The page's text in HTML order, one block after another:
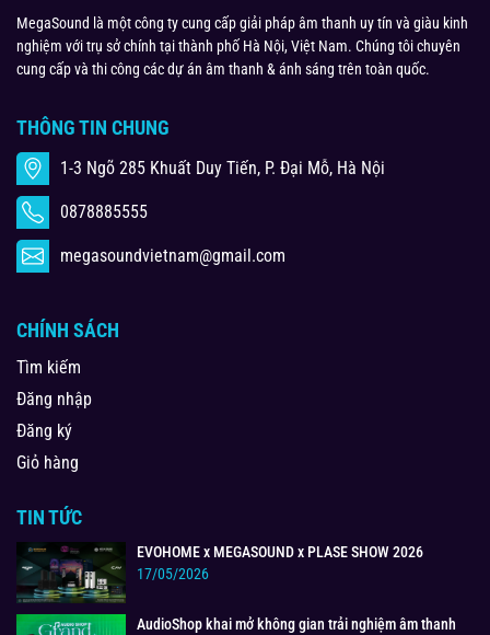
MegaSound là một công ty cung cấp giải pháp âm thanh uy tín và giàu kinh
nghiệm với trụ sở chính tại thành phố Hà Nội, Việt Nam. Chúng tôi chuyên
cung cấp và thi công các dự án âm thanh & ánh sáng trên toàn quốc.
THÔNG TIN CHUNG
1-3 Ngõ 285 Khuất Duy Tiến, P. Đại Mỗ, Hà Nội
0878885555
megasoundvietnam@gmail.com
CHÍNH SÁCH
Tìm kiếm
Đăng nhập
Đăng ký
Giỏ hàng
TIN TỨC
EVOHOME x MEGASOUND x PLASE SHOW 2026
17/05/2026
AudioShop khai mở không gian trải nghiệm âm thanh